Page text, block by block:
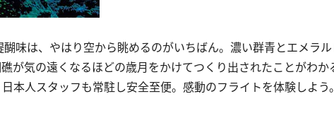
味は、やはり空から眺めるのがいちばん。濃い群青とエメラル
が気の遠くなるほどの歳月をかけてつくり出されたことがわか
本人スタッフも常駐し安全至便。感動のフライトを体験しよう。